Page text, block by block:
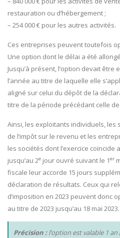
restauration ou d’hébergement ;
– 254 000 € pour les autres activités.
Ces entreprises peuvent toutefois
Une option dont le délai a été
Jusqu’à présent, l’option devait être
l’année au titre de laquelle elle
aligné sur celui du dépôt de la
titre de la période précédant celle de
Ainsi, les exploitants individuels,
de l’impôt sur le revenu et les
les sociétés dont l’exercice coïncide
jusqu’au 2e jour ouvré suivant le 1er
fiscale leur accorde 15 jours
déclaration de résultats. Ceux qui
d’imposition en 2023 peuvent donc
au titre de 2023 jusqu’au 18 mai 2023.
Précision :l’option est valable 1